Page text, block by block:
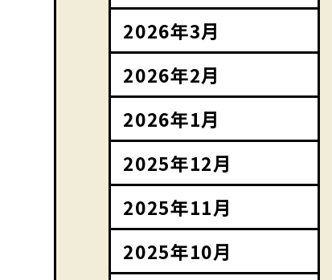
2026年3月
2026年2月
2026年1月
2025年12月
2025年11月
2025年10月